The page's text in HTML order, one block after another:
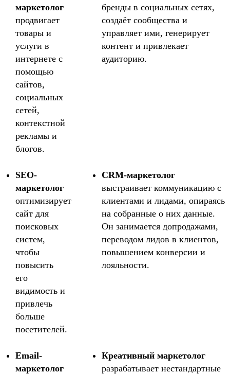
маркетолог
продвигает
товары и
услуги в
интернете с
помощью
сайтов,
социальных
сетей,
контекстной
рекламы и
блогов.
бренды в социальных сетях,
создаёт сообщества и
управляет ими, генерирует
контент и привлекает
аудиторию.
SEO-
маркетолог
оптимизирует
сайт для
поисковых
систем,
чтобы
повысить
его
видимость и
привлечь
больше
посетителей.
CRM-маркетолог
выстраивает коммуникацию с
клиентами и лидами, опираясь
на собранные о них данные.
Он занимается допродажами,
переводом лидов в клиентов,
повышением конверсии и
лояльности.
Email-
маркетолог
Креативный маркетолог
разрабатывает нестандартные